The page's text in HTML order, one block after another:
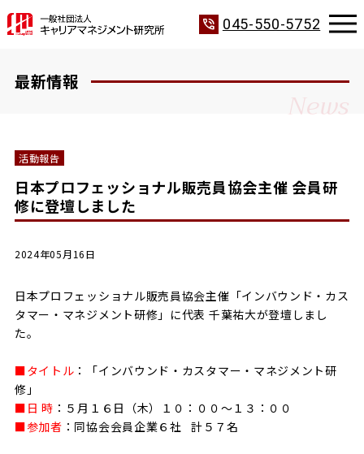
phone_in_talk 045-550-5752
最新情報
News
活動報告
日本プロフェッショナル販売員協会主催 会員研
修に登壇しました
2024年05月16日
日本プロフェッショナル販売員協会主催「インバウンド・カス
タマー・マネジメント研修」に代表 千葉祐大が登壇しまし
た。
■タイトル ：「インバウンド・カスタマー・マネジメント研
修」
■日 時 ：５月１６日（木）１０：００～１３：００
■参加者 ：同協会会員企業６社 計５７名